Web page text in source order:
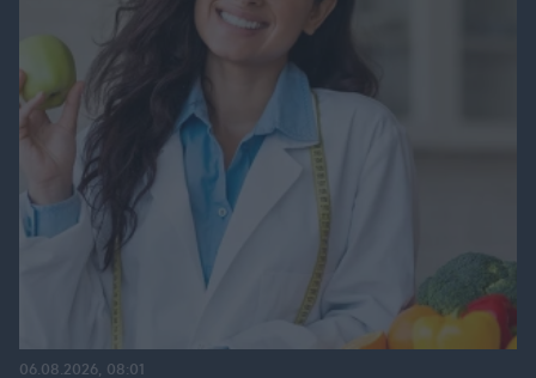
06.08.2026, 08:01